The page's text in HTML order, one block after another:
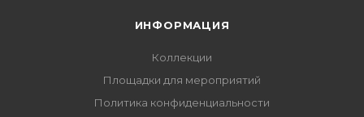
ИНФОРМАЦИЯ
Коллекции
Площадки для мероприятий
Политика конфиденциальности